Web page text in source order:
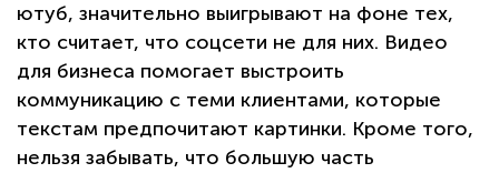
ютуб, значительно выигрывают на фоне тех,
кто считает, что соцсети не для них. Видео
для бизнеса помогает выстроить
коммуникацию с теми клиентами, которые
текстам предпочитают картинки. Кроме того,
нельзя забывать, что большую часть